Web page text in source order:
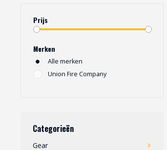
Prijs
Merken
Alle merken
Union Fire Company
Categorieën
Gear